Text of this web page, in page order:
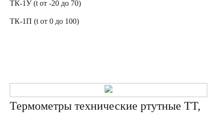
ТК-1У (t от -20 до 70)
ТК-1П (t от 0 до 100)
Термометры технические ртутные ТТ,